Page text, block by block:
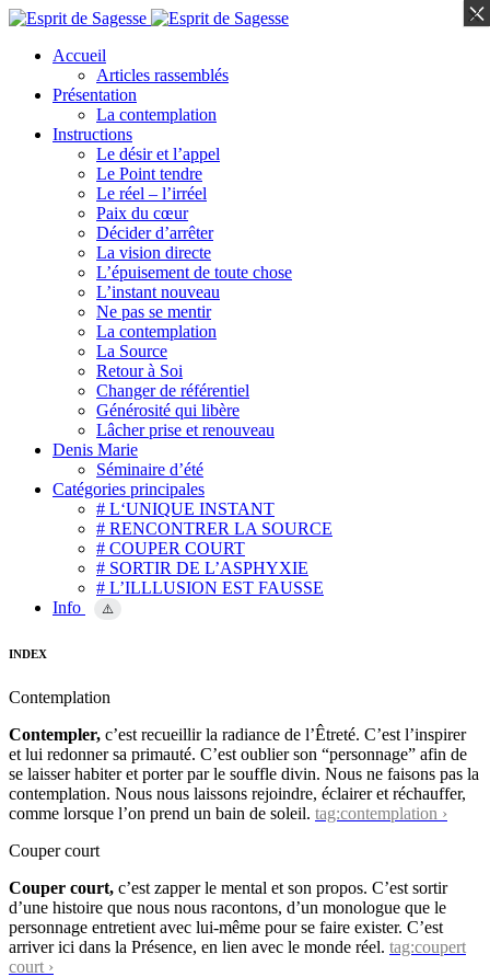
Accueil
Articles rassemblés
Présentation
La contemplation
Instructions
Le désir et l’appel
Le Point tendre
Le réel – l’irréel
Paix du cœur
Décider d’arrêter
La vision directe
L’épuisement de toute chose
L’instant nouveau
Ne pas se mentir
La contemplation
La Source
Retour à Soi
Changer de référentiel
Générosité qui libère
Lâcher prise et renouveau
Denis Marie
Séminaire d’été
Catégories principales
# L‘UNIQUE INSTANT
# RENCONTRER LA SOURCE
# COUPER COURT
# SORTIR DE L’ASPHYXIE
# L’ILLLUSION EST FAUSSE
Info
⚠️
INDEX
Contemplation
Contempler, c’est recueillir la radiance de l’Êtreté. C’est l’inspirer
et lui redonner sa primauté. C’est oublier son “personnage” afin de
se laisser habiter et porter par le souffle divin. Nous ne faisons pas la
contemplation. Nous nous laissons rejoindre, éclairer et réchauffer,
comme lorsque l’on prend un bain de soleil. tag:contemplation ›
Couper court
Couper court, c’est zapper le mental et son propos. C’est sortir
d’une histoire que nous nous racontons, d’un monologue que le
personnage entretient avec lui-même pour se faire exister. C’est
arriver ici dans la Présence, en lien avec le monde réel. tag:coupert
court ›
×
×